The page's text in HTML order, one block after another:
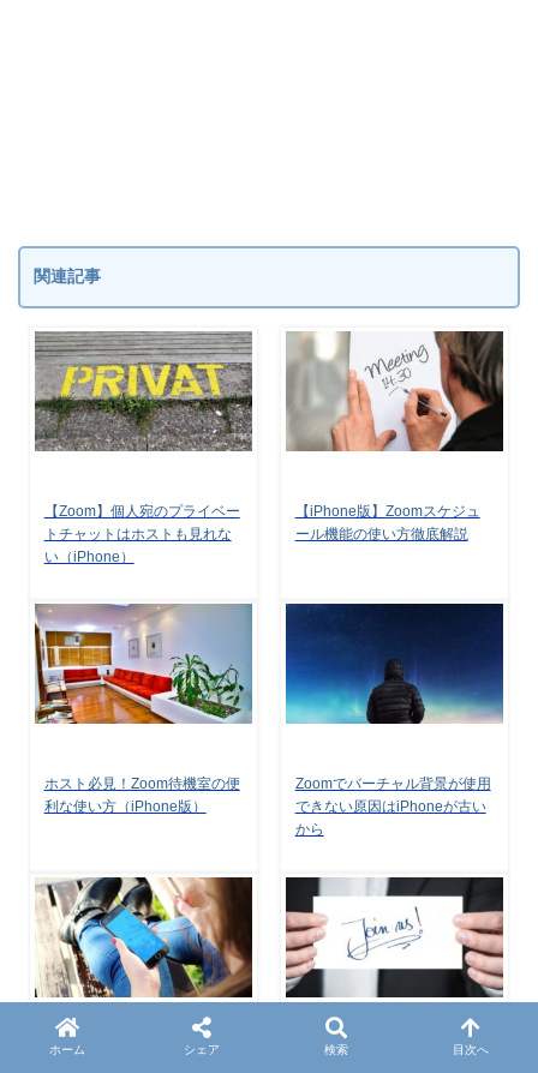
関連記事
【Zoom】個人宛のプライベー
トチャットはホストも見れな
い（iPhone）
【iPhone版】Zoomスケジュ
ール機能の使い方徹底解説
ホスト必見！Zoom待機室の便
利な使い方（iPhone版）
Zoomでバーチャル背景が使用
できない原因はiPhoneが古い
から
Zoomの通信量を10分の1に減
【Zoomの使い方】ホストとし
ホーム シェア 検索 目次へ